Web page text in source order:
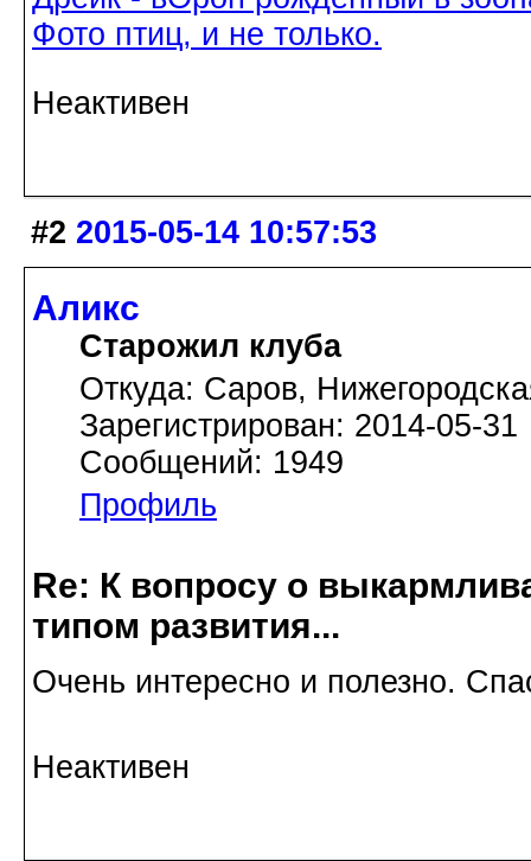
Фото птиц, и не только.
Неактивен
#2 2015-05-14 10:57:53
Аликс
Старожил клуба
Откуда: Саров,
Зарегистрирован: 2014-05-31
Сообщений: 1949
Профиль
Re: К вопросу о
типом развития...
Очень интересно и полезно.
Неактивен